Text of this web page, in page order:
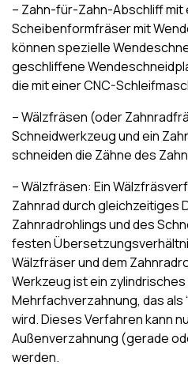
– Zahn-für-Zahn-Abschliff mit
Scheibenformfräser mit
können spezielle
geschliffene
die mit einer CNC-
– Wälzfräsen (oder
Schneidwerkzeug und ein
schneiden die Zähne des
– Wälzfräsen: Ein
Zahnrad durch gleichzeitiges
Zahnradrohlings und des
festen
Wälzfräser und dem
Werkzeug ist ein
Mehrfachverzahnung, das als
wird. Dieses Verfahren kann
Außenverzahnung (gerade
werden.